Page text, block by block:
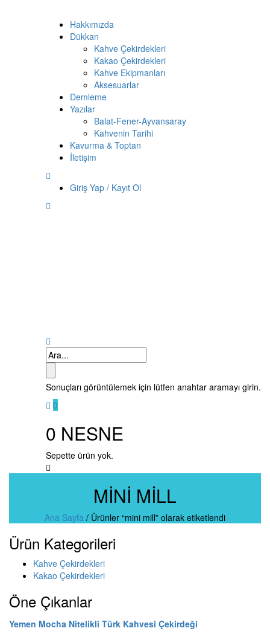
Hakkımızda
Dükkan
Kahve Çekirdekleri
Kakao Çekirdekleri
Kahve Ekipmanları
Aksesuarlar
Demleme
Yazılar
Balat-Fener-Ayvansaray
Kahvenin Tarihi
Kavurma & Toptan
İletişim
Giriş Yap / Kayıt Ol
Sonuçları görüntülemek için lütfen anahtar aramayı girin.
0
0 NESNE
Sepette ürün yok.
MINI MILL
Ana Sayfa / Ürünler “mini mill” olarak etiketlendi
Ürün Kategorileri
Kahve Çekirdekleri
Kakao Çekirdekleri
Öne Çıkanlar
Yemen Mocha Nitelikli Türk Kahvesi Çekirdeği